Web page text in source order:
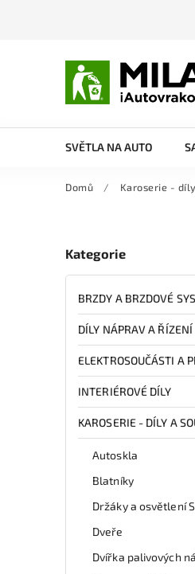
SVĚTLA NA AUTO
Domů / Karoserie -
Kategorie
BRZDY A BRZDOVÉ
DÍLY NÁPRAV A ŘÍZENÍ
ELEKTROSOUČÁSTI A
INTERIÉROVÉ DÍLY
KAROSERIE - DÍLY A
Autoskla
Blatníky
Držáky a osvětlení
Dveře
Dvířka palivových